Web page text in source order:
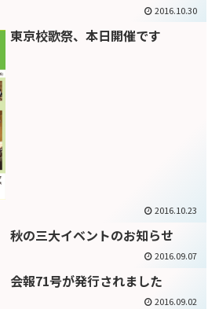
2016.10.30
東京校歌祭、本日開催です
2016.10.23
秋の三大イベントのお知らせ
2016.09.07
会報71号が発行されました
2016.09.02